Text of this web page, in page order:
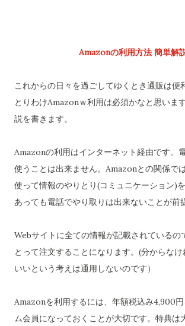
Amazonの利用方法 簡単解
これからの日々を過ごしてゆくとき通販は便
とりわけAmazonｗ利用は必須かなと思いま
説を書きます。
Amazonの利用はインターネット経由です。
使うことは出来ません。Amazonとの関係で
使って情報のやりとり(コミュニケーション)
あっても電話でやり取りは出来ないことが前
Webサイトに全ての情報が記載されているの
とって注文することになります。(分からな
いいという考えは通用しないのです）
Amazonを利用するには、年額税込み4,900
ム会員になっておくことが大切です。特典は